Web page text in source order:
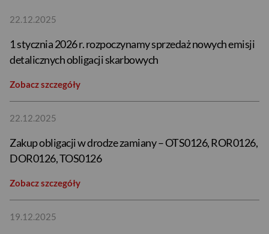
22.12.2025
1 stycznia 2026 r. rozpoczynamy sprzedaż nowych emisji
detalicznych obligacji skarbowych
Zobacz szczegóły
22.12.2025
Zakup obligacji w drodze zamiany – OTS0126, ROR0126,
DOR0126, TOS0126
Zobacz szczegóły
19.12.2025